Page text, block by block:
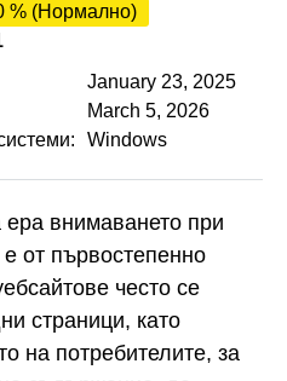
% (Нормално)
January 23, 2025
March 5, 2026
Windows
внимаването при
от първостепенно
често се
страници, като
на потребителите, за